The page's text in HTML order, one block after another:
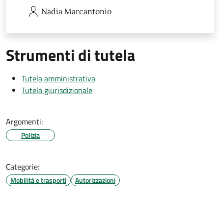
Nadia Marcantonio
Strumenti di tutela
Tutela amministrativa
Tutela giurisdizionale
Argomenti:
Polizia
Categorie:
Mobilità e trasporti Autorizzazioni